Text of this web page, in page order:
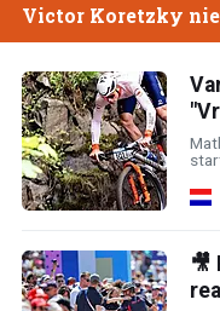
Victor Koretzky
🎥